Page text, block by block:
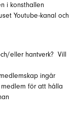
i konsthallen
Youtube-kanal och
eller hantverk? Vill
ingår
för att hålla